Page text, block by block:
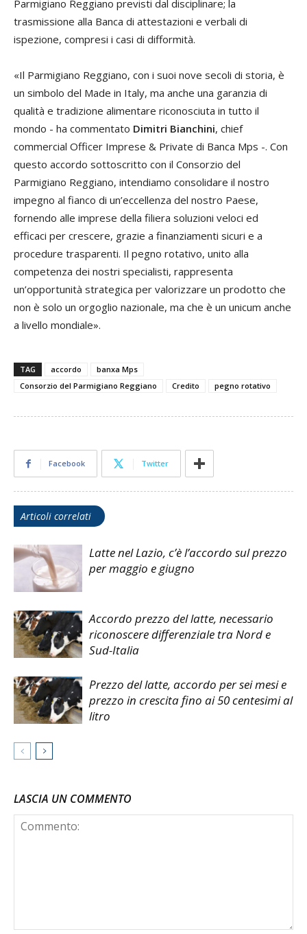
Parmigiano Reggiano previsti dal disciplinare; la
trasmissione alla Banca di attestazioni e verbali di
ispezione, compresi i casi di difformità.
«Il Parmigiano Reggiano, con i suoi nove secoli di storia, è
un simbolo del Made in Italy, ma anche una garanzia di
qualità e tradizione alimentare riconosciuta in tutto il
mondo - ha commentato Dimitri Bianchini, chief
commercial Officer Imprese & Private di Banca Mps -. Con
questo accordo sottoscritto con il Consorzio del
Parmigiano Reggiano, intendiamo consolidare il nostro
impegno al fianco di un’eccellenza del nostro Paese,
fornendo alle imprese della filiera soluzioni veloci ed
efficaci per crescere, grazie a finanziamenti sicuri e a
procedure trasparenti. Il pegno rotativo, unito alla
competenza dei nostri specialisti, rappresenta
un’opportunità strategica per valorizzare un prodotto che
non è solo un orgoglio nazionale, ma che è un unicum anche
a livello mondiale».
TAG accordo
banxa Mps
Consorzio del Parmigiano Reggiano
Credito pegno rotativo
Facebook Twitter
Articoli correlati
Latte nel Lazio, c’è l’accordo sul prezzo
per maggio e giugno
Accordo prezzo del latte, necessario
riconoscere differenziale tra Nord e
Sud-Italia
Prezzo del latte, accordo per sei mesi e
prezzo in crescita fino ai 50 centesimi al
litro
LASCIA UN COMMENTO